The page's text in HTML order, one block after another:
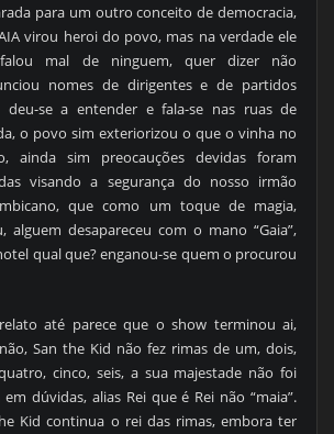
para um outro conceito de democracia,
virou heroi do povo, mas na verdade ele
mal de ninguem, quer dizer não
nomes de dirigentes e de partidos
deu-se a entender e fala-se nas ruas de
o povo sim exteriorizou o que o vinha no
ainda sim preocauções devidas foram
visando a segurança do nosso irmão
que como um toque de magia,
alguem desapareceu com o mano “Gaia”,
qual que? enganou-se quem o procurou
até parece que o show terminou ai,
San the Kid não fez rimas de um, dois,
cinco, seis, a sua majestade não foi
em dúvidas, alias Rei que é Rei não “maia”.
Kid continua o rei das rimas, embora ter